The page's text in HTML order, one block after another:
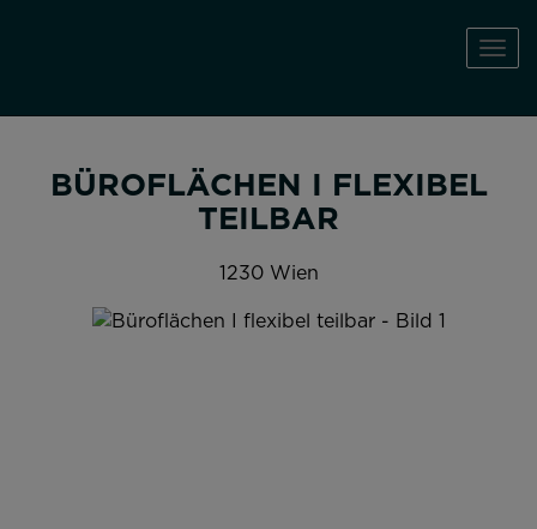
BÜROFLÄCHEN I FLEXIBEL
TEILBAR
1230 Wien